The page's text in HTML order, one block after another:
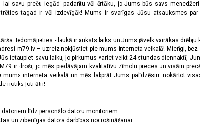
lai savu preču iegādi padarītu vēl ērtāku, jo Jums būs savs
tagad ir vēl izdevīgāk! Mums ir svarīgas Jūsu atsauksmes
Iedomājieties - laukā ir auksts laiks un Jums jāvelk vairākas
m79.lv – uzreiz nokļūstiet pie mums interneta veikalā! Mierīgi,
ietaupiet savu laiku, jo pirkumus variet veikt 24 stundas diennaktī,
ir droši, jo mēs piedāvājam kvalitatīvu zīmolu preces un visām
interneta veikalā un mēs labprāt Jums palīdzēsim nokārtot
notiks ļoti ātri!
līdz personālo datoru monitoriem
un zibenīgas datora darbības nodrošināšanai